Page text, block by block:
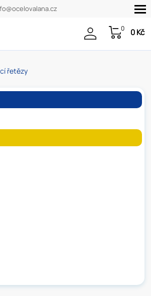
0 0 Kč
řetězy